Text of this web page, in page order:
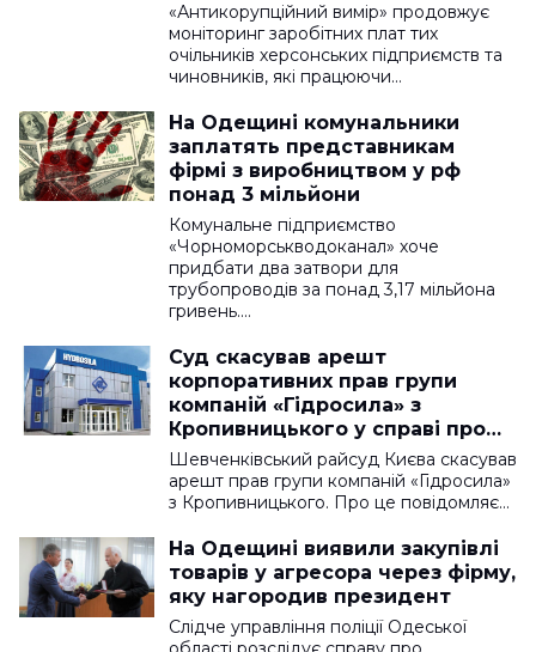
«Антикорупційний вимір» продовжує
моніторинг заробітних плат тих
очільників херсонських підприємств та
чиновників, які працюючи…
На Одещині комунальники
заплатять представникам
фірмі з виробництвом у рф
понад 3 мільйони
Комунальне підприємство
«Чорноморськводоканал» хоче
придбати два затвори для
трубопроводів за понад 3,17 мільйона
гривень.…
Суд скасував арешт
корпоративних прав групи
компаній «Гідросила» з
Кропивницького у справі про
держзраду
Шевченківський райсуд Києва скасував
арешт прав групи компаній «Гідросила»
з Кропивницького. Про це повідомляє…
На Одещині виявили закупівлі
товарів у агресора через фірму,
яку нагородив президент
Слідче управління поліції Одеської